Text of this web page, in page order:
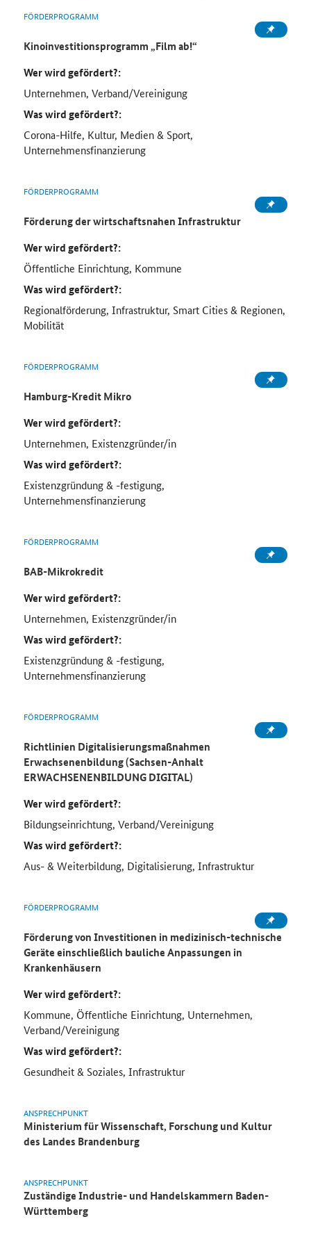
FÖRDERPROGRAMM
Kinoinvestitionsprogramm „Film ab!“
Wer wird gefördert?:
Unternehmen, Verband/Vereinigung
Was wird gefördert?:
Corona-Hilfe, Kultur, Medien & Sport,
Unternehmensfinanzierung
FÖRDERPROGRAMM
Förderung der wirtschaftsnahen Infrastruktur
Wer wird gefördert?:
Öffentliche Einrichtung, Kommune
Was wird gefördert?:
Regionalförderung, Infrastruktur, Smart Cities & Regionen,
Mobilität
FÖRDERPROGRAMM
Hamburg-Kredit Mikro
Wer wird gefördert?:
Unternehmen, Existenzgründer/in
Was wird gefördert?:
Existenzgründung & -festigung,
Unternehmensfinanzierung
FÖRDERPROGRAMM
BAB-Mikrokredit
Wer wird gefördert?:
Unternehmen, Existenzgründer/in
Was wird gefördert?:
Existenzgründung & -festigung,
Unternehmensfinanzierung
FÖRDERPROGRAMM
Richtlinien Digitalisierungsmaßnahmen
Erwachsenenbildung (Sachsen-Anhalt
ERWACHSENENBILDUNG DIGITAL)
Wer wird gefördert?:
Bildungseinrichtung, Verband/Vereinigung
Was wird gefördert?:
Aus- & Weiterbildung, Digitalisierung, Infrastruktur
FÖRDERPROGRAMM
Förderung von Investitionen in medizinisch-technische
Geräte einschließlich bauliche Anpassungen in
Krankenhäusern
Wer wird gefördert?:
Kommune, Öffentliche Einrichtung, Unternehmen,
Verband/Vereinigung
Was wird gefördert?:
Gesundheit & Soziales, Infrastruktur
ANSPRECHPUNKT
Ministerium für Wissenschaft, Forschung und Kultur
des Landes Brandenburg
ANSPRECHPUNKT
Zuständige Industrie- und Handelskammern Baden-
Württemberg